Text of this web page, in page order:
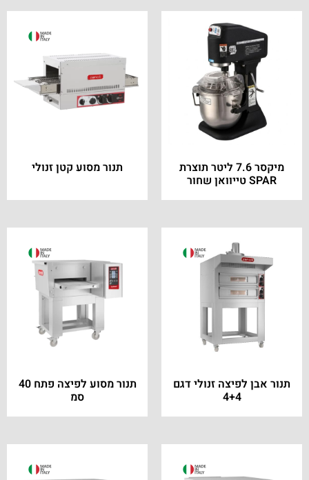
מיקסר 7.6 ליטר תוצרת
SPAR טייוואן שחור
תנור מסוע קטן זנולי
תנור אבן לפיצה זנולי דגם
4+4
תנור מסוע לפיצה פתח 40
סמ